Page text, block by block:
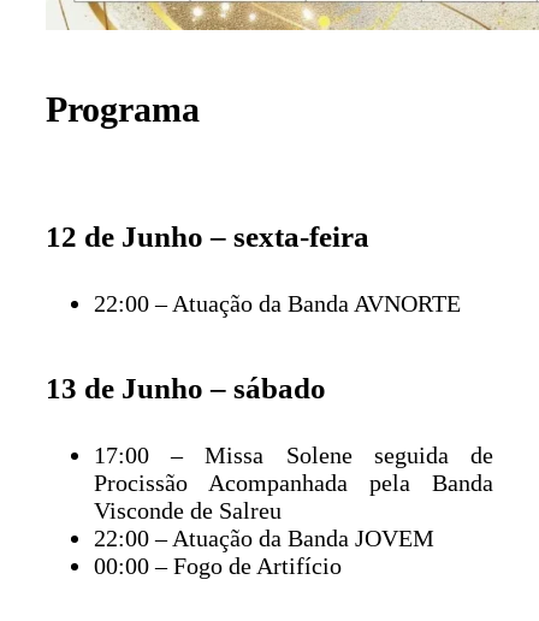
Programa
12 de Junho – sexta-feira
22:00 – Atuação da Banda AVNORTE
13 de Junho – sábado
17:00 – Missa Solene seguida de
Procissão Acompanhada pela Banda
Visconde de Salreu
22:00 – Atuação da Banda JOVEM
00:00 – Fogo de Artifício